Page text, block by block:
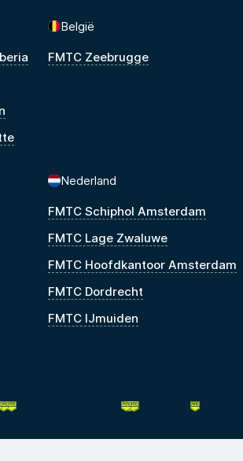
België
FMTC Zeebrugge
Nederland
FMTC Schiphol Amsterdam
FMTC Lage Zwaluwe
FMTC Hoofdkantoor Amsterdam
FMTC Dordrecht
FMTC IJmuiden